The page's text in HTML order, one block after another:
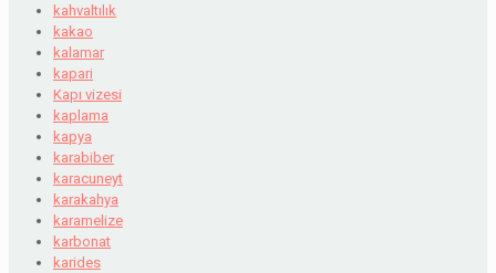
kahvaltılık
kakao
kalamar
kapari
Kapı vizesi
kaplama
kapya
karabiber
karacuneyt
karakahya
karamelize
karbonat
karides